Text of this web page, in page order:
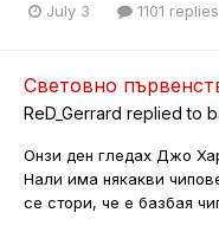
July 3 1101 replies
Световно
ReD_Gerrard replied to
Онзи ден гледах Джо
Нали има някакви
се стори, че е базбая